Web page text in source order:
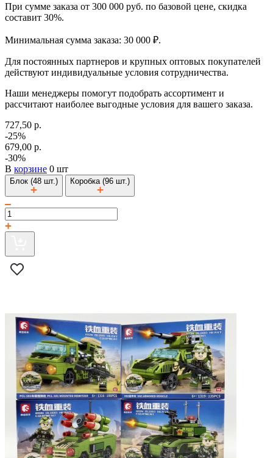
При сумме заказа от 300 000 руб. по базовой цене, скидка
составит 30%.
Минимальная сумма заказа: 30 000 ₽.
Для постоянных партнеров и крупных оптовых покупателей
действуют индивидуальные условия сотрудничества.
Наши менеджеры помогут подобрать ассортимент и
рассчитают наиболее выгодные условия для вашего заказа.
727,50 р.
-25%
679,00 р.
-30%
В корзине 0 шт
Блок (48 шт.) Коробка (96 шт.)